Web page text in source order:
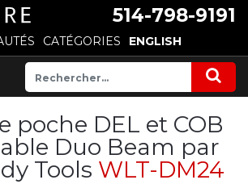
514-798-9191
CATÉGORIES ENGLISH
poche DEL et COB
Duo Beam par
Tools WLT-DM24